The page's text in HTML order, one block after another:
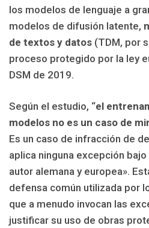
los modelos de lenguaje a
modelos de difusión latente,
de textos y datos (TDM, por
proceso protegido por la ley
DSM de 2019.
Según el estudio, “el
modelos no es un caso de
Es un caso de infracción de
aplica ninguna excepción
autor alemana y europea».
defensa común utilizada por
que a menudo invocan las
justificar su uso de obras